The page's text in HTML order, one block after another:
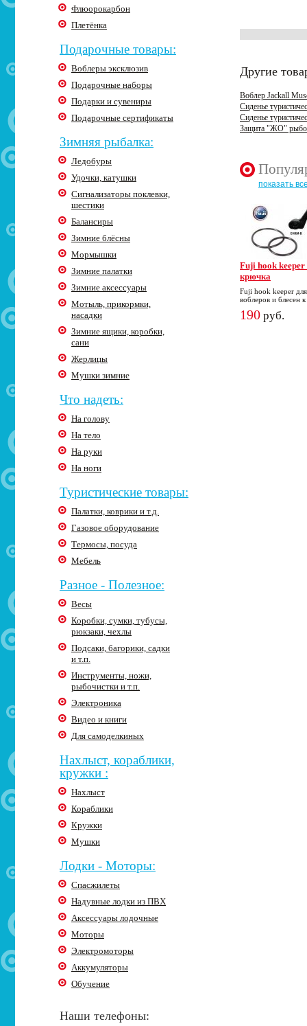
Флюорокарбон
Плетёнка
Подарочные товары:
Воблеры эксклюзив
Подарочные наборы
Подарки и сувениры
Подарочные сертификаты
Зимняя рыбалка:
Ледобуры
Удочки, катушки
Сигнализаторы поклевки,
шестики
Балансиры
Зимние блёсны
Мормышки
Зимние палатки
Зимние аксессуары
Мотыль, прикормки,
насадки
Зимние ящики, коробки,
сани
Жерлицы
Мушки зимние
Что надеть:
На голову
На тело
На руки
На ноги
Туристические товары:
Палатки, коврики и т.д.
Газовое оборудование
Термосы, посуда
Мебель
Разное - Полезное:
Весы
Коробки, сумки, тубусы,
рюкзаки, чехлы
Подсаки, багорики, садки
и т.п.
Инструменты, ножи,
рыбочистки и т.п.
Электроника
Видео и книги
Для самоделкиных
Нахлыст, кораблики,
кружки :
Нахлыст
Кораблики
Кружки
Мушки
Лодки - Моторы:
Спасжилеты
Надувные лодки из ПВХ
Аксессуары лодочные
Моторы
Электромоторы
Аккумуляторы
Обучение
Наши телефоны:
Другие
Воблер Jackall
Сиденье
Сиденье
Защита "ЖО"
показать
Fuji hook keeper
крючка
Fuji hook keeper
воблеров и блесен
190 руб.